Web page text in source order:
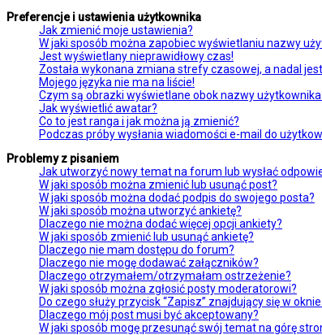
Preferencje i ustawienia użytkownika
Jak zmienić moje ustawienia?
W jaki sposób można zapobiec wyświetlaniu nazwy
Jest wyświetlany nieprawidłowy czas!
Została wykonana zmiana strefy czasowej, a nadal
Mojego języka nie ma na liście!
Czym są obrazki wyświetlane obok nazwy
Jak wyświetlić awatar?
Co to jest ranga i jak można ją zmienić?
Podczas próby wysłania wiadomości e-mail do
Problemy z pisaniem
Jak utworzyć nowy temat na forum lub wysłać
W jaki sposób można zmienić lub usunąć post?
W jaki sposób można dodać podpis do swojego posta?
W jaki sposób można utworzyć ankietę?
Dlaczego nie można dodać więcej opcji ankiety?
W jaki sposób zmienić lub usunąć ankietę?
Dlaczego nie mam dostępu do forum?
Dlaczego nie mogę dodawać załączników?
Dlaczego otrzymałem/otrzymałam ostrzeżenie?
W jaki sposób można zgłosić posty moderatorowi?
Do czego służy przycisk “Zapisz” znajdujący się w
Dlaczego mój post musi być akceptowany?
W jaki sposób mogę przesunąć swój temat na górę